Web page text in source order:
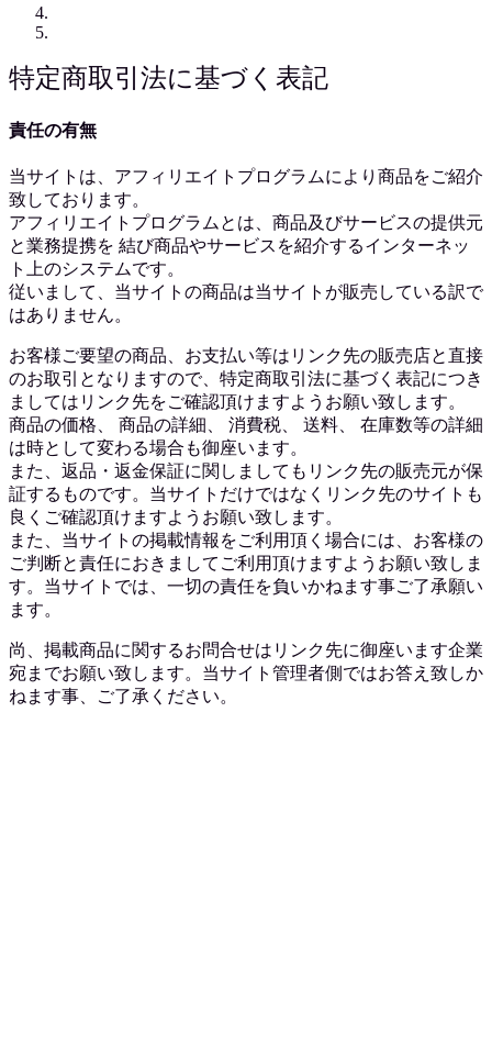
特定商取引法に基づく表記
責任の有無
当サイトは、アフィリエイトプログラムにより商品をご紹介
致しております。
アフィリエイトプログラムとは、商品及びサービスの提供元
と業務提携を 結び商品やサービスを紹介するインターネッ
ト上のシステムです。
従いまして、当サイトの商品は当サイトが販売している訳で
はありません。
お客様ご要望の商品、お支払い等はリンク先の販売店と直接
のお取引となりますので、特定商取引法に基づく表記につき
ましてはリンク先をご確認頂けますようお願い致します。
商品の価格、 商品の詳細、 消費税、 送料、 在庫数等の詳細
は時として変わる場合も御座います。
また、返品・返金保証に関しましてもリンク先の販売元が保
証するものです。当サイトだけではなくリンク先のサイトも
良くご確認頂けますようお願い致します。
また、当サイトの掲載情報をご利用頂く場合には、お客様の
ご判断と責任におきましてご利用頂けますようお願い致しま
す。当サイトでは、一切の責任を負いかねます事ご了承願い
ます。
尚、掲載商品に関するお問合せはリンク先に御座います企業
宛までお願い致します。当サイト管理者側ではお答え致しか
ねます事、ご了承ください。